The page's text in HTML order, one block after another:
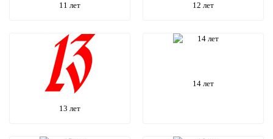
11 лет 12 лет
13 лет
14 лет